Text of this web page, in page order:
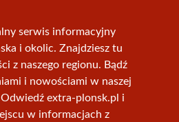
serwis informacyjny
i okolic. Znajdziesz tu
z naszego regionu. Bądź
i nowościami w naszej
Odwiedź extra-plonsk.pl i
w informacjach z